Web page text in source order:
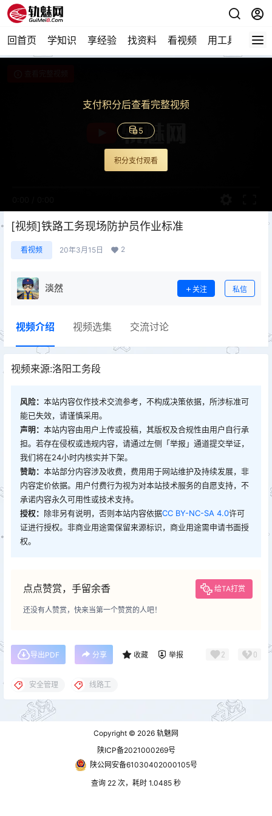
回首页 学知识 享经验 找资料 看视频 用工具 论技
支付积分后查看完整视频
5
积分支付观看
[视频]铁路工务现场防护员作业标准
看视频 20年3月15日 2
淡然 关注 私信
视频介绍 视频选集 交流讨论
视频来源:洛阳工务段
风险： 本站内容仅作技术交流参考，不构成决策依据，所涉标准可
能已失效，请谨慎采用。
声明： 本站内容由用户上传或投稿，其版权及合规性由用户自行承
担。若存在侵权或违规内容，请通过左侧「举报」通道提交举证，
我们将在24小时内核实并下架。
赞助： 本站部分内容涉及收费，费用用于网站维护及持续发展，非
内容定价依据。用户付费行为视为对本站技术服务的自愿支持，不
承诺内容永久可用性或技术支持。
授权： 除非另有说明，否则本站内容依据CC BY-NC-SA 4.0许可
证进行授权。非商业用途需保留来源标识，商业用途需申请书面授
权。
点点赞赏，手留余香 给TA打赏
还没有人赞赏，快来当第一个赞赏的人吧！
导出PDF 分享 收藏 举报 2 0
安全管理 线路工
Copyright © 2026 轨魅网
陕ICP备2021000269号
陕公网安备61030402000105号
查询 22 次，耗时 1.0485 秒